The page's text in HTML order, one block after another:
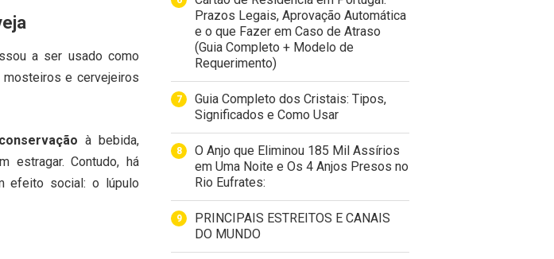
a ser usado como
e cervejeiros
à bebida,
estragar. Contudo, há
efeito social: o lúpulo
Prazos Legais, Aprovação Automática
e o que Fazer em Caso de Atraso
(Guia Completo + Modelo de
Requerimento)
Guia Completo dos Cristais: Tipos,
Significados e Como Usar
O Anjo que Eliminou 185 Mil Assírios
em Uma Noite e Os 4 Anjos Presos no
Rio Eufrates:
PRINCIPAIS ESTREITOS E CANAIS
DO MUNDO